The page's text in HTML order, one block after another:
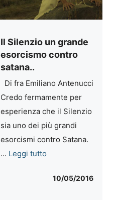
Il Silenzio un grande
esorcismo contro
satana..
Di fra Emiliano Antenucci
Credo fermamente per
esperienza che il Silenzio
sia uno dei più grandi
esorcismi contro Satana.
... Leggi tutto
10/05/2016